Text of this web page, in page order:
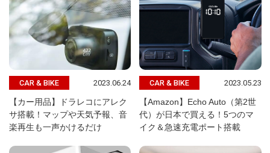
CAR & BIKE 2023.06.24
【カー用品】ドラレコにアレク
サ搭載！マップや天気予報、音
楽再生も一声かけるだけ
CAR & BIKE 2023.05.23
【Amazon】Echo Auto（第2世
代）が日本で買える！5つのマ
イク＆急速充電ポート搭載